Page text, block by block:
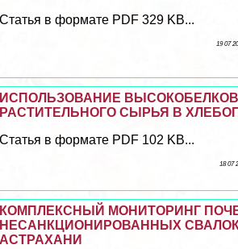
Статья в формате PDF 329 KB...
19 07
ИСПОЛЬЗОВАНИЕ
РАСТИТЕЛЬНОГО СЫРЬЯ В
Статья в формате PDF 102 KB...
18 07
КОМПЛЕКСНЫЙ МОНИТОРИНГ
НЕСАНКЦИОНИРОВАННЫХ
АСТРАХАНИ